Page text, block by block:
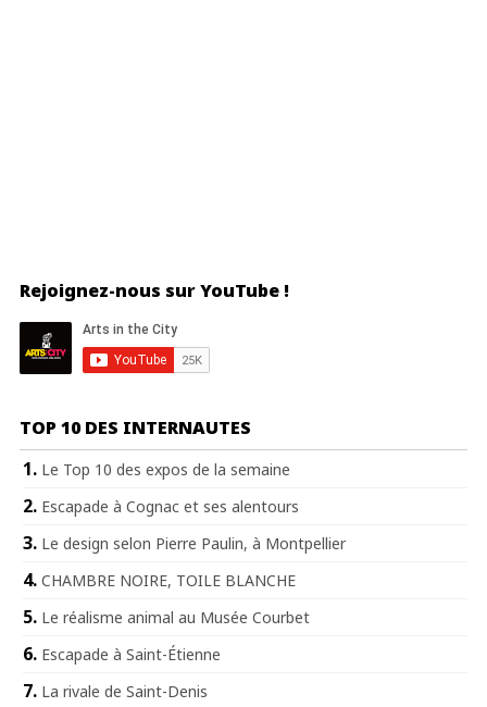
Rejoignez-nous sur YouTube !
TOP 10 DES INTERNAUTES
Le Top 10 des expos de la semaine
Escapade à Cognac et ses alentours
Le design selon Pierre Paulin, à Montpellier
CHAMBRE NOIRE, TOILE BLANCHE
Le réalisme animal au Musée Courbet
Escapade à Saint-Étienne
La rivale de Saint-Denis